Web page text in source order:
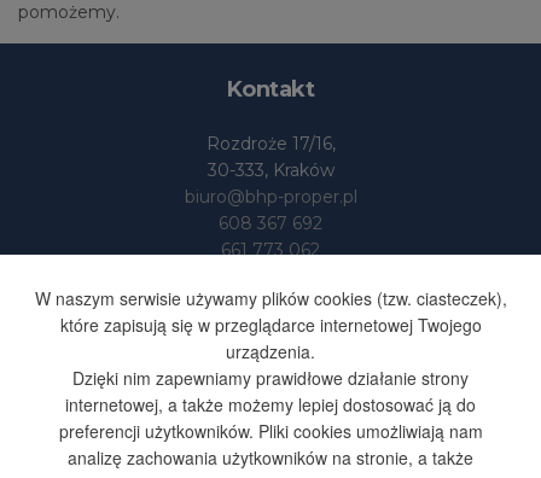
pomożemy.
Kontakt
Rozdroże 17/16,
30-333, Kraków
biuro@bhp-proper.pl
608 367 692
661 773 062
Dane
BHP-PROPER S.SUFA I S-KA
SPÓŁKA JAWNA
NIP 676 251 48 35
REGON 365603164
W naszym serwisie używamy plików cookies (tzw. ciasteczek),
które zapisują się w przeglądarce internetowej Twojego
urządzenia.
Dzięki nim zapewniamy prawidłowe działanie strony
internetowej, a także możemy lepiej dostosować ją do
preferencji użytkowników. Pliki cookies umożliwiają nam
analizę zachowania użytkowników na stronie, a także